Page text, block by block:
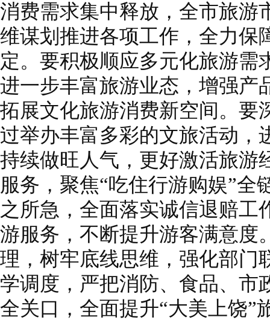
消费需求集中释放，全市旅游
维谋划推进各项工作，全力保
定。要积极顺应多元化旅游需
进一步丰富旅游业态，增强产
拓展文化旅游消费新空间。要
过举办丰富多彩的文旅活动，
持续做旺人气，更好激活旅游
服务，聚焦“吃住行游购娱”全
之所急，全面落实诚信退赔工
游服务，不断提升游客满意度
理，树牢底线思维，强化部门
学调度，严把消防、食品、市
全关口，全面提升“大美上饶”